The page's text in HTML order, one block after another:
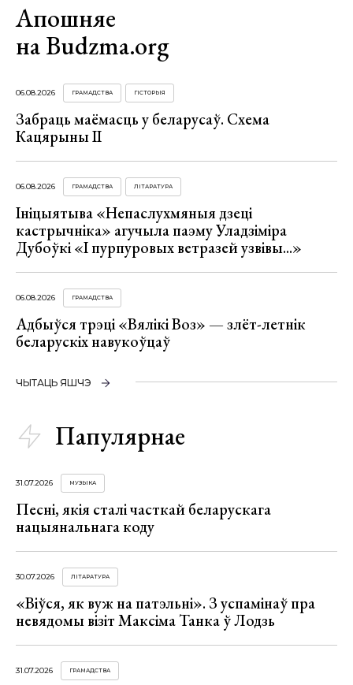
Апошняе
на Budzma.org
06.08.2026 ГРАМАДСТВА ГІСТОРЫЯ
Забраць маёмасць у беларусаў. Схема
Кацярыны ІІ
06.08.2026 ГРАМАДСТВА ЛІТАРАТУРА
Ініцыятыва «Непаслухмяныя дзеці
кастрычніка» агучыла паэму Уладзіміра
Дубоўкі «І пурпуровых ветразей узвівы...»
06.08.2026 ГРАМАДСТВА
Адбыўся трэці «Вялікі Воз» — злёт-летнік
беларускіх навукоўцаў
ЧЫТАЦЬ ЯШЧЭ
Папулярнае
31.07.2026 МУЗЫКА
Песні, якія сталі часткай беларускага
нацыянальнага коду
30.07.2026 ЛІТАРАТУРА
«Віўся, як вуж на патэльні». З успамінаў пра
невядомы візіт Максіма Танка ў Лодзь
31.07.2026 ГРАМАДСТВА